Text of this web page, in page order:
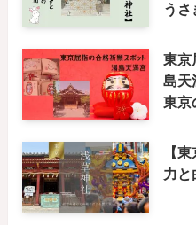
うさ
東京
島天
東京
【
力と